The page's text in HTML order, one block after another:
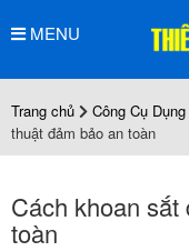
MENU
Trang chủ Công Cụ
thuật đảm bảo an toàn
Cách khoan sắt
toàn